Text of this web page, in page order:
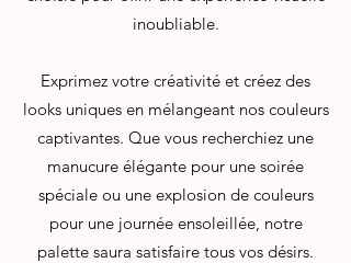
inoubliable.
Exprimez votre créativité et créez des
looks uniques en mélangeant nos couleurs
captivantes. Que vous recherchiez une
manucure élégante pour une soirée
spéciale ou une explosion de couleurs
pour une journée ensoleillée, notre
palette saura satisfaire tous vos désirs.